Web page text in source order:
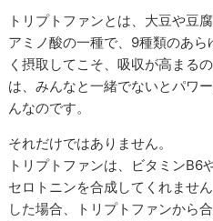
トリプトファンとは、大豆や豆
アミノ酸の一種で、 9種類のあら
く摂取してこそ、吸収が高まる
は、みんなと一緒でないとパワ
んなのです。
それだけではありません。
トリプトファンは、ビタミンB6
セロトニンを合成してくれませ
した場合、トリプトファンから